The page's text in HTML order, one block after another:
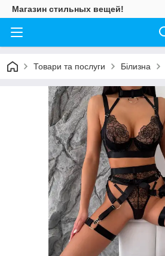
Магазин стильных вещей!
Товари та послуги Білизна